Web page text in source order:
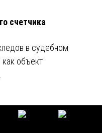
счетчика
в судебном
объект
безопасности